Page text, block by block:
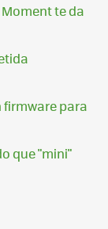
te da
firmware para
que "mini"